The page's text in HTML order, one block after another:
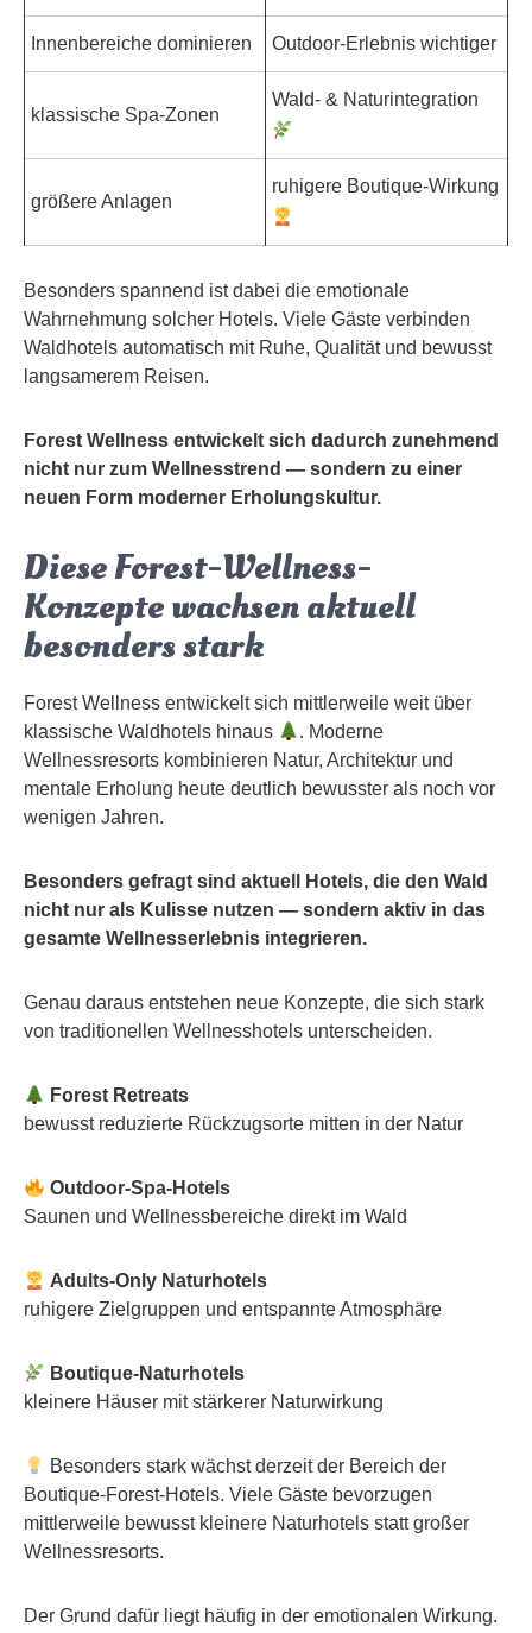
Innenbereiche dominieren Outdoor-Erlebnis wichtiger
klassische Spa-Zonen
Wald- & Naturintegration
größere Anlagen
ruhigere Boutique-Wirkung
Besonders spannend ist dabei die emotionale
Wahrnehmung solcher Hotels. Viele Gäste verbinden
Waldhotels automatisch mit Ruhe, Qualität und bewusst
langsamerem Reisen.
Forest Wellness entwickelt sich dadurch zunehmend
nicht nur zum Wellnesstrend — sondern zu einer
neuen Form moderner Erholungskultur.
Diese Forest-Wellness-
Konzepte wachsen aktuell
besonders stark
Forest Wellness entwickelt sich mittlerweile weit über
klassische Waldhotels hinaus
. Moderne
Wellnessresorts kombinieren Natur, Architektur und
mentale Erholung heute deutlich bewusster als noch vor
wenigen Jahren.
Besonders gefragt sind aktuell Hotels, die den Wald
nicht nur als Kulisse nutzen — sondern aktiv in das
gesamte Wellnesserlebnis integrieren.
Genau daraus entstehen neue Konzepte, die sich stark
von traditionellen Wellnesshotels unterscheiden.
Forest Retreats
bewusst reduzierte Rückzugsorte mitten in der Natur
Outdoor-Spa-Hotels
Saunen und Wellnessbereiche direkt im Wald
Adults-Only Naturhotels
ruhigere Zielgruppen und entspannte Atmosphäre
Boutique-Naturhotels
kleinere Häuser mit stärkerer Naturwirkung
Besonders stark wächst derzeit der Bereich der
Boutique-Forest-Hotels. Viele Gäste bevorzugen
mittlerweile bewusst kleinere Naturhotels statt großer
Wellnessresorts.
Der Grund dafür liegt häufig in der emotionalen Wirkung.